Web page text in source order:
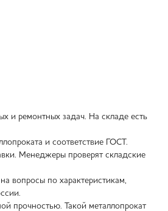
и ремонтных задач. На складе есть
и соответствие ГОСТ.
Менеджеры проверят складские
вопросы по характеристикам,
прочностью. Такой металлопрокат